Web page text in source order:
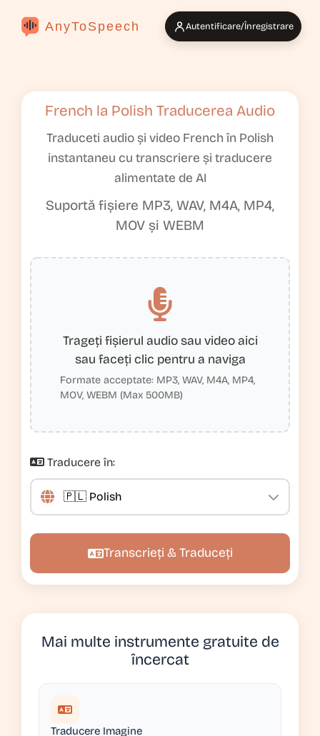
AnyToSpeech Autentificare/Înregistrare
French la Polish Traducerea Audio
Traduceti audio și video French în Polish
instantaneu cu transcriere și traducere
alimentate de AI
Suportă fișiere MP3, WAV, M4A, MP4,
MOV și WEBM
Trageți fișierul audio sau video aici
sau faceți clic pentru a naviga
Formate acceptate: MP3, WAV, M4A, MP4,
MOV, WEBM (Max 500MB)
Traducere în:
Transcrieți & Traduceți
Mai multe instrumente gratuite de
încercat
Traducere Imagine